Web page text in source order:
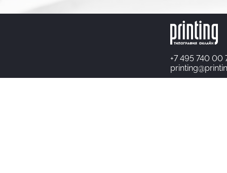
+7 495 740 00